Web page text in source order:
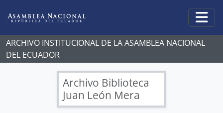
ARCHIVO INSTITUCIONAL DE LA ASAMBLEA NACIONAL
DEL ECUADOR
Archivo Biblioteca
Juan León Mera